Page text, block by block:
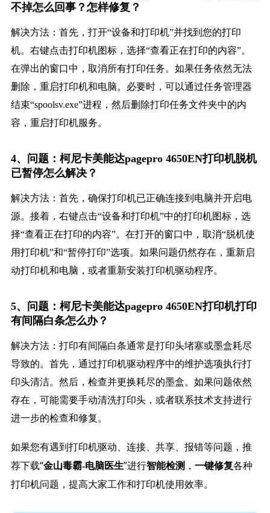
不掉怎么回事？怎样修复？
解决方法：首先，打开“设备和打印机”并找到您的打印
机。右键点击打印机图标，选择“查看正在打印的内容”。
在弹出的窗口中，取消所有打印任务。如果任务依然无法
删除，重启打印机和电脑。必要时，可以通过任务管理器
结束“spoolsv.exe”进程，然后删除打印任务文件夹中的内
容，重启打印机服务。
4、问题：柯尼卡美能达pagepro 4650EN打印机脱机
已暂停怎么解决？
解决方法：首先，确保打印机已正确连接到电脑并开启电
源。接着，右键点击“设备和打印机”中的打印机图标，选
择“查看正在打印的内容”。在打开的窗口中，取消“脱机使
用打印机”和“暂停打印”选项。如果问题仍然存在，重新启
动打印机和电脑，或者重新安装打印机驱动程序。
5、问题：柯尼卡美能达pagepro 4650EN打印机打印
有间隔白条怎么办？
解决方法：打印有间隔白条通常是打印头堵塞或墨盒耗尽
导致的。首先，通过打印机驱动程序中的维护选项执行打
印头清洁。然后，检查并更换耗尽的墨盒。如果问题依然
存在，可能需要手动清洗打印头，或者联系技术支持进行
进一步的检查和修复。
如果您有遇到打印机驱动、连接、共享、报错等问题，推
荐下载“金山毒霸-电脑医生”进行智能检测， 一键修复各种
打印机问题，提高大家工作和打印机使用效率。